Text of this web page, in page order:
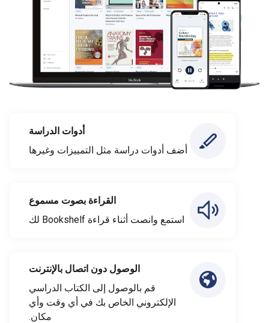
أدوات الدراسة
أضف أدوات دراسة مثل التمييزات وغيرها
القراءة بصوت مسموع
استمع وانصت أثناء قراءة Bookshelf لك
الوصول دون اتصال بالإنترنت
قم بالوصول إلى الكتاب الدراسي
الإلكتروني الخاص بك في أي وقت وأي
مكان.